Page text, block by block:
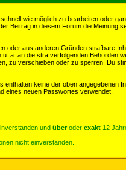
wie möglich zu bearbeiten oder
in diesem Forum die Meinung
aus anderen Gründen strafbare
ä. an die strafverfolgenden Behörden
zu verschieben oder zu sperren. Du
keine der oben angegebenen
eines neuen Passwortes verwendet.
und überoder exakt 12
nicht einverstanden.